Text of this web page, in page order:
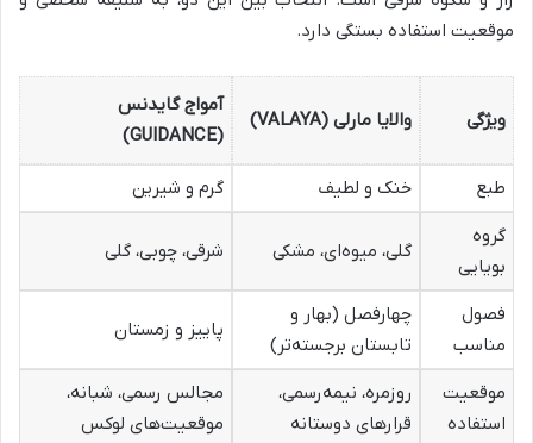
موقعیت استفاده بستگی دارد.
ویژگی والایا مارلی (VALAYA)
آمواج گایدنس
(GUIDANCE)
طبع خنک و لطیف
گرم و شیرین
گروه
بویایی
گلی، میوه‌ای، مشکی شرقی، چوبی، گلی
فصول
مناسب
چهارفصل (بهار و
تابستان برجسته‌تر)
پاییز و زمستان
موقعیت
استفاده
روزمره، نیمه‌رسمی،
قرارهای دوستانه
مجالس رسمی، شبانه،
موقعیت‌های لوکس